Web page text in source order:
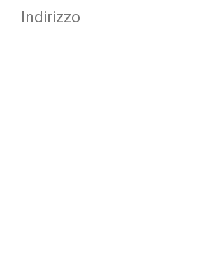
Indirizzo